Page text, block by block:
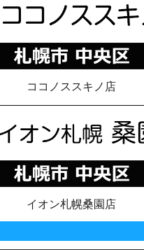
ココノススキノ店
イオン札幌桑園店